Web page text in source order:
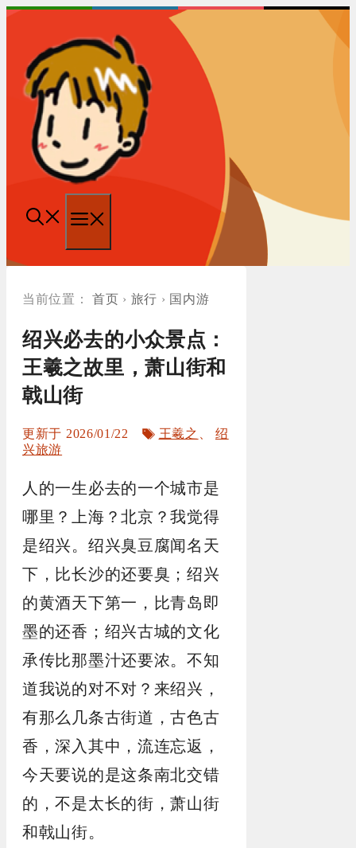
跳
单
首页 › 旅行 › 国内游
绍兴必去的小众景点：
王羲之故里，萧山街和
戟山街
2026/01/22
标
王羲之 、绍
兴旅游
人的一生必去的一个城市是
哪里？上海？北京？我觉得
是绍兴。绍兴臭豆腐闻名天
下，比长沙的还要臭；绍兴
的黄酒天下第一，比青岛即
墨的还香；绍兴古城的文化
承传比那墨汁还要浓。不知
道我说的对不对？来绍兴，
有那么几条古街道，古色古
香，深入其中，流连忘返，
今天要说的是这条南北交错
的，不是太长的街，萧山街
和戟山街。